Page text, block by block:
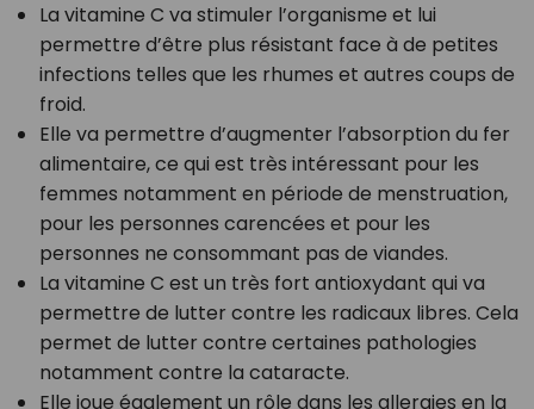
La vitamine C va stimuler l’organisme et lui
permettre d’être plus résistant face à de petites
infections telles que les rhumes et autres coups de
froid.
Elle va permettre d’augmenter l’absorption du fer
alimentaire, ce qui est très intéressant pour les
femmes notamment en période de menstruation,
pour les personnes carencées et pour les
personnes ne consommant pas de viandes.
La vitamine C est un très fort antioxydant qui va
permettre de lutter contre les radicaux libres. Cela
permet de lutter contre certaines pathologies
notamment contre la cataracte.
Elle joue également un rôle dans les allergies en la